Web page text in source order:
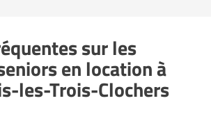
sur les
en location à
les-Trois-Clochers